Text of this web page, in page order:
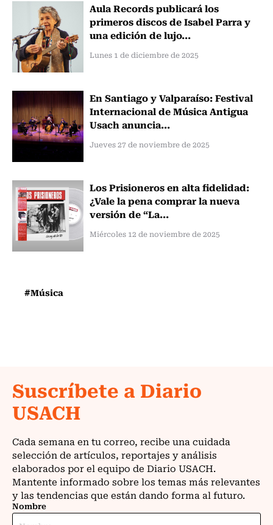
Aula Records publicará los
primeros discos de Isabel Parra y
una edición de lujo...
Lunes 1 de diciembre de 2025
En Santiago y Valparaíso: Festival
Internacional de Música Antigua
Usach anuncia...
Jueves 27 de noviembre de 2025
Los Prisioneros en alta fidelidad:
¿Vale la pena comprar la nueva
versión de “La...
Miércoles 12 de noviembre de 2025
#Música